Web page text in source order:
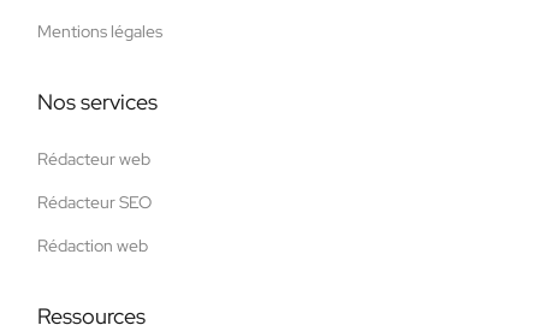
Mentions légales
Nos services
Rédacteur web
Rédacteur SEO
Rédaction web
Ressources